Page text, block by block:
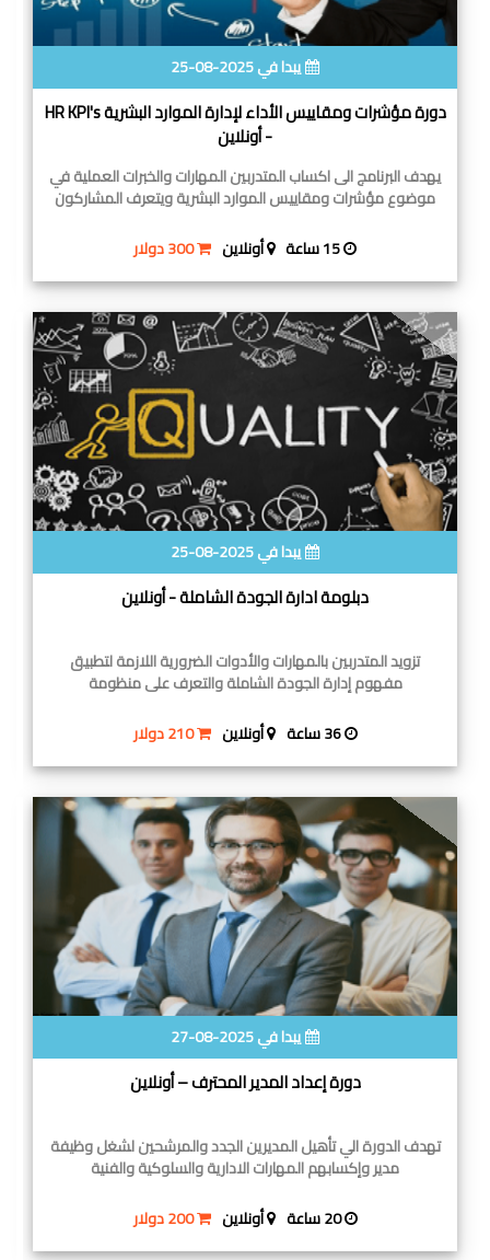
يبدا في 2025-08-25
دورة مؤشرات ومقاييس الأداء لإدارة الموارد البشرية HR KPI's
- أونلاين
يهدف البرنامج الى اكساب المتدربين المهارات والخبرات العملية في
موضوع مؤشرات ومقاييس الموارد البشرية ويتعرف المشاركون
أونلاين 300 دولار
يبدا في 2025-08-25
دبلومة ادارة الجودة الشاملة - أونلاين
تزويد المتدربين بالمهارات والأدوات الضرورية اللازمة لتطبيق
مفهوم إدارة الجودة الشاملة والتعرف على منظومة
36 ساعة
أونلاين 210 دولار
يبدا في 2025-08-27
دورة إعداد المدير المحترف – أونلاين
تهدف الدورة الي تأهيل المديرين الجدد والمرشحين لشغل وظيفة
مدير وإكسابهم المهارات الادارية والسلوكية والفنية
20 ساعة
أونلاين 200 دولار